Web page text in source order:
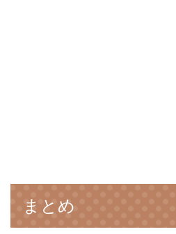
まとめ